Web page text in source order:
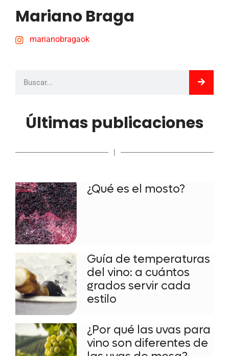
Mariano Braga
marianobragaok
Últimas publicaciones
|
¿Qué es el mosto?
Guía de temperaturas
del vino: a cuántos
grados servir cada
estilo
¿Por qué las uvas para
vino son diferentes de